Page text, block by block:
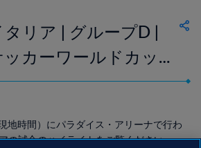
リア | グループD |
カーワールドカップ
| ハイライト
地時間）にパラダイス・アリーナで行わ
の試合のハイライトをご覧ください。